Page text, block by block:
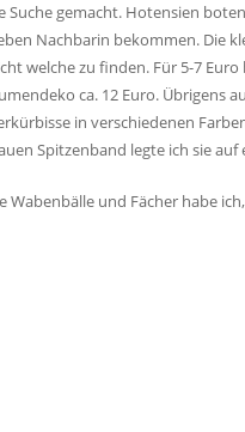
Suche gemacht. Hotensien
Nachbarin bekommen. Die
welche zu finden. Für 5-7
ca. 12 Euro. Übrigens
in verschiedenen
Spitzenband legte ich sie
Wabenbälle und Fächer habe